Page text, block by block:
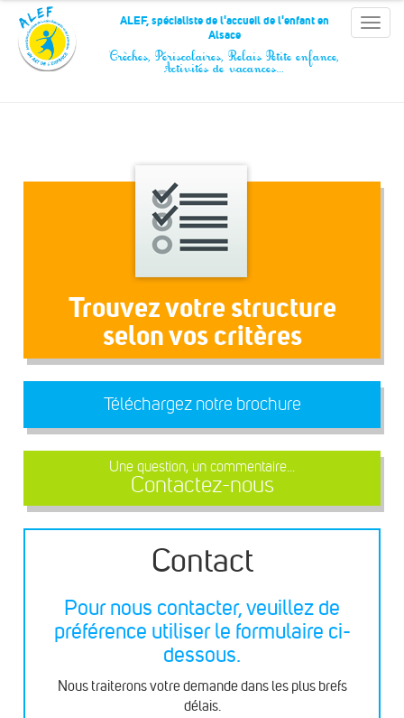
Panneau de gestion des cookies
Toggle
ALEF, spécialiste de l'accueil de l'enfant en
Alsace
Crèches, Périscolaires, Relais Petite enfance,
Activités de vacances…
Trouvez votre structure
selon vos critères
Téléchargez notre brochure
Une question, un commentaire...
Contactez-nous
Contact
Pour nous contacter, veuillez de
préférence utiliser le formulaire ci-
dessous.
Nous traiterons votre demande dans les plus brefs
délais.